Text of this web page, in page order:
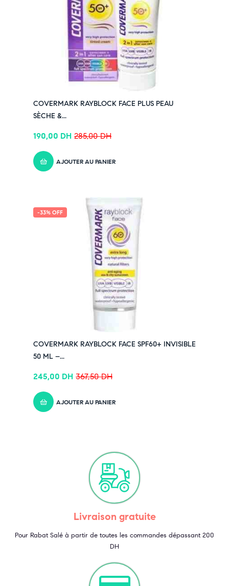
COVERMARK RAYBLOCK FACE PLUS PEAU
SÈCHE &...
285,00DH
190,00 DH
AJOUTER AU PANIER
-33% OFF
COVERMARK RAYBLOCK FACE SPF60+ INVISIBLE
50 ML –...
367,50DH
245,00 DH
AJOUTER AU PANIER
Livraison gratuite
Pour Rabat Salé à partir de toutes les commandes dépassant 200
DH